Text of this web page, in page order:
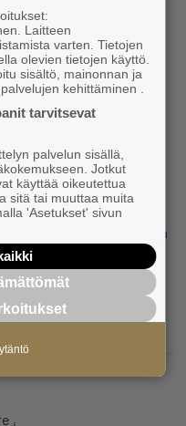
parkkipaikkoja.
oman valintasi
aamukahvien
olleet joFrenchic
kaupungin työllisyys- ja
Eläinlääkärit, Jussi
Tampereen kaupungin
,
Laitteen
varten. Tietojen
olevien tietojen käyttö.
sisältö, mainonnan ja
kehittäminen .
tarvitsevat
palvelun sisällä,
Jotkut
käyttää oikeutettua
sitä tai muuttaa muita
'Asetukset' sivun